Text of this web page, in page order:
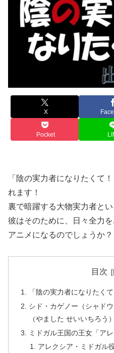
X
Pocket
「陰の実力者になりたくて
れます！
裏で暗躍する大物実力者と
彼はそのために、日々全力
アニメになるのでしょうか？
目次
「陰の実力者になりたく
シド・カゲノー（シャド
（やました せいいちろう
ミドガル王国の王女「ア
アレクシア・ミドガル